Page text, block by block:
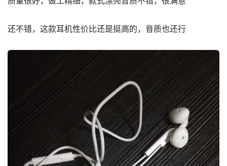
还不错，这款耳机性价比还是挺高的，音质也还行